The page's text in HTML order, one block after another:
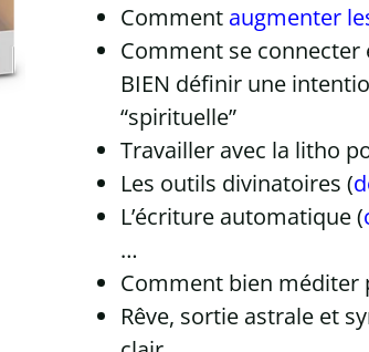
Comment augmenter
Comment se connecter
BIEN définir une
“spirituelle”
Travailler avec la litho
Les outils divinatoires (
L’écriture automatique (
…
Comment bien méditer
Rêve, sortie astrale et